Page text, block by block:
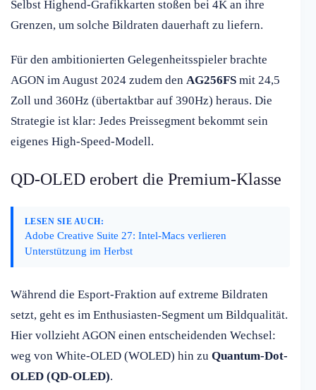
Selbst Highend-Grafikkarten stoßen bei 4K an ihre
Grenzen, um solche Bildraten dauerhaft zu liefern.
Für den ambitionierten Gelegenheitsspieler brachte
AGON im August 2024 zudem den AG256FS mit 24,5
Zoll und 360Hz (übertaktbar auf 390Hz) heraus. Die
Strategie ist klar: Jedes Preissegment bekommt sein
eigenes High-Speed-Modell.
QD-OLED erobert die Premium-Klasse
LESEN SIE AUCH:
Adobe Creative Suite 27: Intel-Macs verlieren
Unterstützung im Herbst
Während die Esport-Fraktion auf extreme Bildraten
setzt, geht es im Enthusiasten-Segment um Bildqualität.
Hier vollzieht AGON einen entscheidenden Wechsel:
weg von White-OLED (WOLED) hin zu Quantum-Dot-
OLED (QD-OLED).